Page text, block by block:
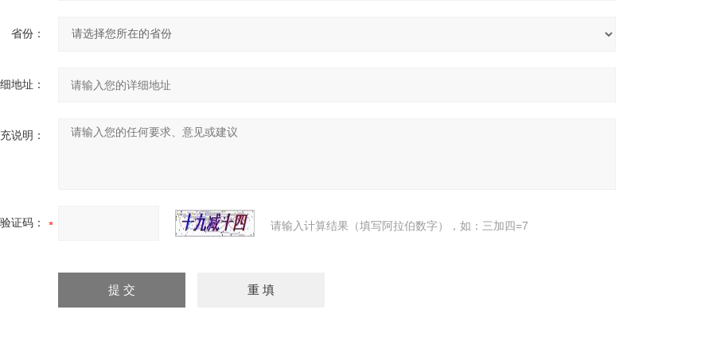
省份：
地址：
说明：
验证码： 请输入计算结果（填写阿拉伯数字），如：三加四=7